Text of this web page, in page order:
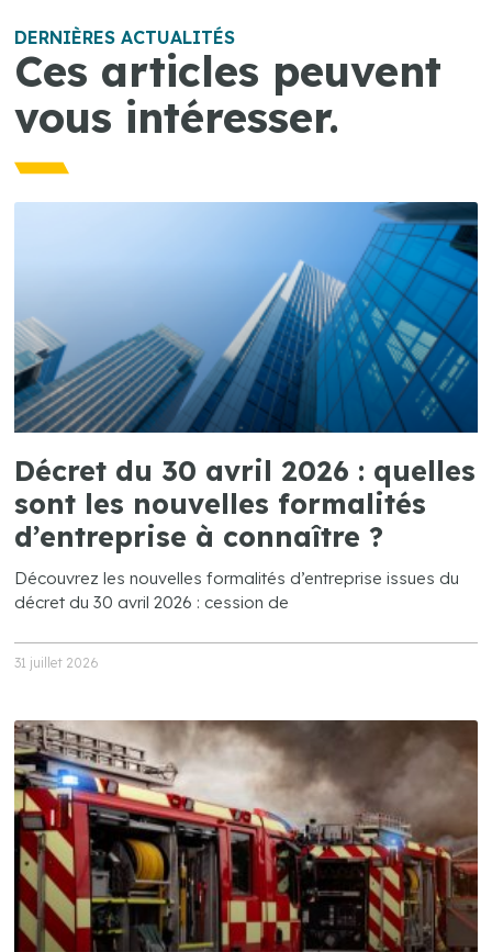
DERNIÈRES ACTUALITÉS
Ces articles peuvent
vous intéresser.
Décret du 30 avril 2026 : quelles
sont les nouvelles formalités
d’entreprise à connaître ?
Découvrez les nouvelles formalités d’entreprise issues du
décret du 30 avril 2026 : cession de
31 juillet 2026